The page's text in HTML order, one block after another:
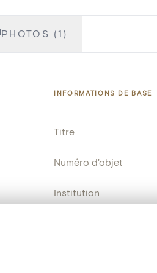
PHOTOS (1)
INFORMATIONS DE BASE
Titre
Numéro d'objet
Institution